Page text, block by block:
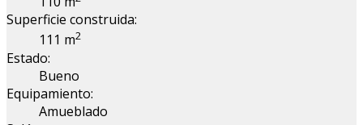
Superficie construida:
111 m2
Estado:
Bueno
Equipamiento:
Amueblado